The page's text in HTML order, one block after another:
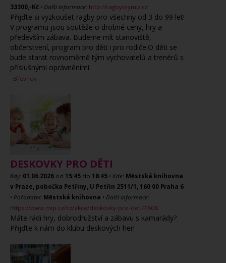
33300,-Kč • Další informace: http://ragbyolymp.cz
Přijďte si vyzkoušet ragby pro všechny od 3 do 99 let!
V programu jsou soutěže o drobné ceny, hry a
především zábava. Budeme mít stanoviště,
občerstvení, program pro děti i pro rodiče.O děti se
bude starat rovnoměrně tým vychovatelů a trenérů s
příslušnými oprávněními.
Břevnov
DESKOVKY PRO DĚTI
Kdy: 01.06.2026 od 15:45 do 18:45 • Kde: Městská knihovna
v Praze, pobočka Petřiny, U Petřin 2511/1, 160 00 Praha 6
• Pořadatel: Městská knihovna • Další informace:
https://www.mlp.cz/cz/akce/deskovky-pro-deti/7808
Máte rádi hry, dobrodružství a zábavu s kamarády?
Přijďte k nám do klubu deskových her!